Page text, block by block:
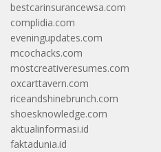
bestcarinsurancewsa.com
complidia.com
eveningupdates.com
mcochacks.com
mostcreativeresumes.com
oxcarttavern.com
riceandshinebrunch.com
shoesknowledge.com
aktualinformasi.id
faktadunia.id